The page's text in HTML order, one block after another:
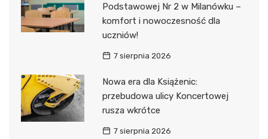
Podstawowej Nr 2 w Milanówku –
komfort i nowoczesność dla
uczniów!
7 sierpnia 2026
Nowa era dla Książenic:
przebudowa ulicy Koncertowej
rusza wkrótce
7 sierpnia 2026